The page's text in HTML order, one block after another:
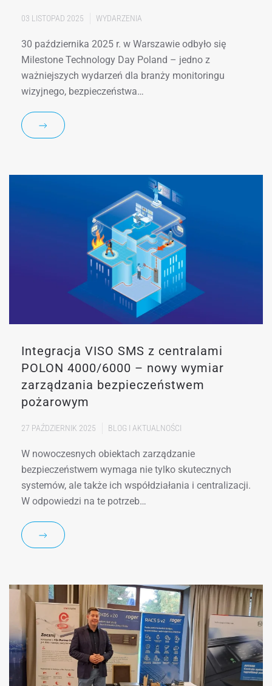
03 LISTOPAD 2025 WYDARZENIA
30 października 2025 r. w Warszawie odbyło się
Milestone Technology Day Poland – jedno z
ważniejszych wydarzeń dla branży monitoringu
wizyjnego, bezpieczeństwa…
Integracja VISO SMS z centralami
POLON 4000/6000 – nowy wymiar
zarządzania bezpieczeństwem
pożarowym
27 PAŹDZIERNIK 2025 BLOG I AKTUALNOŚCI
W nowoczesnych obiektach zarządzanie
bezpieczeństwem wymaga nie tylko skutecznych
systemów, ale także ich współdziałania i centralizacji.
W odpowiedzi na te potrzeb…